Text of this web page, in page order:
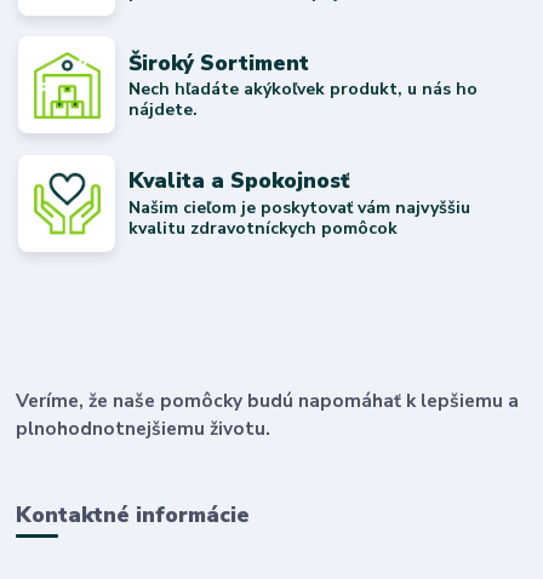
Široký Sortiment
Nech hľadáte akýkoľvek produkt, u nás ho
nájdete.
Kvalita a Spokojnosť
Našim cieľom je poskytovať vám najvyššiu
kvalitu zdravotníckych pomôcok
Veríme, že naše pomôcky budú napomáhať k lepšiemu a
plnohodnotnejšiemu životu.
Kontaktné informácie